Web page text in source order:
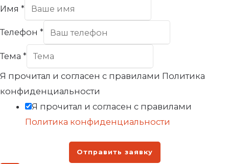
Имя *
Телефон *
Тема *
Я прочитал и согласен с правилами Политика
конфиденциальности
Я прочитал и согласен с правилами
Политика конфиденциальности
Отправить заявку